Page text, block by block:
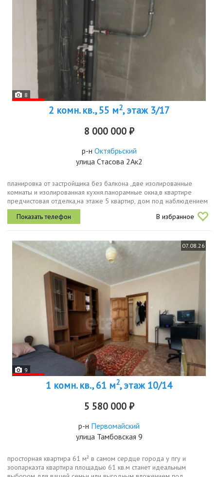
8
2 комн. кв., 55 м2, этаж 3/17
8 000 000 ₽
р-н Октябрьский
улица Стасова 2Ак2
планировка от застройщика без балкона ,две изолированные
комнаты и изолированная кухня.панорамные окна,в квартире
предчистовая отделка,на этаже 5 квартир, дом под наблюдением
видеокамер и видео консьерж, рядом универсам 175, дс буртасы.
большая...
В избранное
07.08.26
9
1 комн. кв., 61 м2, этаж 10/14
5 580 000 ₽
р-н Первомайский
улица Тамбовская 9
просторная квартира 61 м² в самом сердце города у пгу и
зоопаркаэта квартира площадью 61 кв.м станет идеальным